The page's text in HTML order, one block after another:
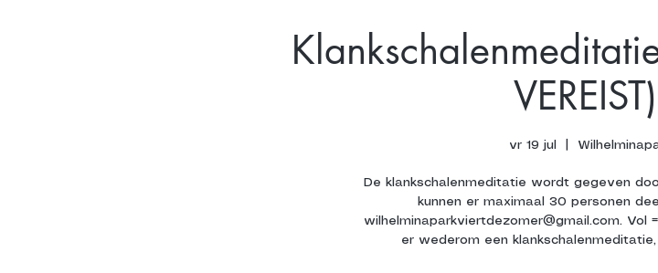
vr 19 jul
De klankschalenmeditatie wordt gegeven
kunnen er maximaal 30 personen
wilhelminaparkviertdezomer@gmail.com. Vol
er wederom een